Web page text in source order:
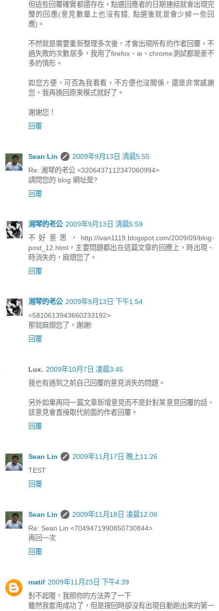
但這些回覆確實都還存在，點選回應者的日期連結就會出現完
整的回應(意見數量上也沒有錯, 點選後就是會少掉一些回
應)。
不然就是需要重新整理多次後，才會出現所有的作者回覆，不
過失敗的次數居多，我用了firefox、ie、chrome測試都是差不
多的情形。
如您方便，可否為我看看，不方便也沒關係，還是非常感謝
您，我再換回原來模式就好了。
謝謝您！
回覆
Sean Lin
2009年9月13日 清晨5:55
Re: 湘琴的老公 <3206437112347060994>
請問您的 blog 網址是?
回覆
湘琴的老公 2009年9月13日 清晨5:59
不好意思，http://ivan1119.blogspot.com/2009/09/blog-
post_12.html，主要問題都出在這篇文章的回應上，時出現、
時消失的，麻煩您了。
回覆
湘琴的老公 2009年9月13日 下午1:54
<5810613943660233192>
那就麻煩您了，謝謝!
回覆
Lux. 2009年10月7日 凌晨3:45
我也有遇到之前自己回覆的意見消失的問題。
另外如果再同一篇文章新增意見而不是針對某意見回覆的話，
該意見會直接取代前面的作者回覆。
回覆
Sean Lin
2009年11月17日 晚上11:26
TEST
回覆
Sean Lin
2009年11月18日 凌晨12:06
Re: Sean Lin <7049471990850730844>
再回一次
回覆
matif 2009年11月23日 下午4:39
對不起喔，我照你的方法弄了一下
雖然我套用成功了，但是按回時卻沒有出現自動跑出來的第一